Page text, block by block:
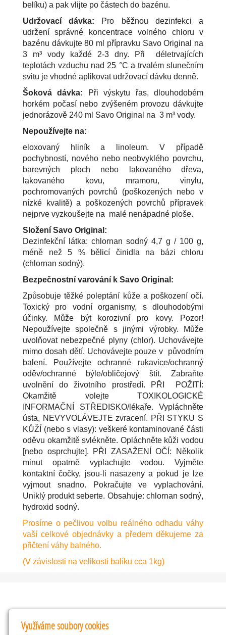
belíku) a pak vlijte po částech do bazénu.
Udržovací dávka: Pro běžnou dezinfekci a
udržení správné koncentrace volného chloru v
bazénu dávkujte 80 ml přípravku Savo Original na
3 m³ vody každé 2-3 dny. Při déletrvajících
teplotách vzduchu nad 25 °C a trvalém slunečním
svitu je vhodné aplikovat udržovací dávku denně.
Šoková dávka: Při výskytu řas, dlouhodobém
horkém počasí nebo zvýšeném provozu dávkujte
jednorázově 240 ml Savo Original na 3 m³ vody.
Nepoužívejte na:
eloxovaný hliník a linoleum. V případě
pochybností, nového nebo neobvyklého povrchu,
barevných ploch nebo lakovaného dřeva,
lakovaného kovu, mramoru, vinylu,
pochromovaných povrchů (poškozených nebo v
nízké kvalitě) a poškozených povrchů přípravek
nejprve vyzkoušejte na malé nenápadné ploše.
Složení Savo Original:
Dezinfekční látka: chlornan sodný 4,7 g / 100 g,
méně než 5 % bělicí činidla na bázi chloru
(chlornan sodný).
Bezpečnostní varování k Savo Original:
Způsobuje těžké poleptání kůže a poškození očí.
Toxický pro vodní organismy, s dlouhodobými
účinky. Může být korozivní pro kovy. Pozor!
Nepoužívejte společně s jinými výrobky. Může
uvolňovat nebezpečné plyny (chlor). Uchovávejte
mimo dosah dětí. Uchovávejte pouze v původním
balení. Používejte ochranné rukavice/ochranný
oděv/ochranné býle/obličejový štít. Zabraňte
uvolnění do životního prostředí. PŘI POŽITÍ:
Okamžitě volejte TOXIKOLOGICKÉ
INFORMAČNÍ STŘEDISKO/lékaře. Vypláchněte
ústa, NEVYVOLÁVEJTE zvracení. PŘI STYKU S
KŮŽÍ (nebo s vlasy): veškeré kontaminované části
oděvu okamžitě svlékněte. Opláchněte kůži vodou
[nebo osprchujte]. PŘI ZASAŽENÍ OČÍ: Několik
minut opatrně vyplachujte vodou. Vyjměte
kontaktní čočky, jsou-li nasazeny a pokud je lze
vyjmout snadno. Pokračujte ve vyplachování.
Uniklý produkt seberte. Obsahuje: chlornan sodný,
hydroxid sodný.
Prosíme o pečlivou volbu reálného odhadu váhy
vaší celkové objednávky a předem děkujeme za
přičtení váhy balného.
(V závislosti na velikosti balíku cca 1kg)
Kontakty
Využíváme soubory cookies